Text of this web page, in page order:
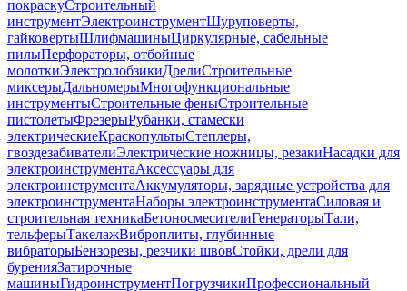
покраскуСтроительный
инструментЭлектроинструментШуруповерты,
гайковертыШлифмашиныЦиркулярные, сабельные
пилыПерфораторы, отбойные
молоткиЭлектролобзикиДрелиСтроительные
миксерыДальномерыМногофункциональные
инструментыСтроительные феныСтроительные
пистолетыФрезерыРубанки, стамески
электрическиеКраскопультыСтеплеры,
гвоздезабивателиЭлектрические ножницы, резакиНасадки для
электроинструментаАксессуары для
электроинструментаАккумуляторы, зарядные устройства для
электроинструментаНаборы электроинструментаСиловая и
строительная техникаБетоносмесителиГенераторыТали,
тельферыТакелажВиброплиты, глубинные
вибраторыБензорезы, резчики швовСтойки, дрели для
буренияЗатирочные
машиныГидроинструментПогрузчикиПрофессиональный